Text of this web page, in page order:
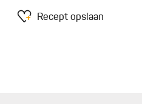
Recept opslaan